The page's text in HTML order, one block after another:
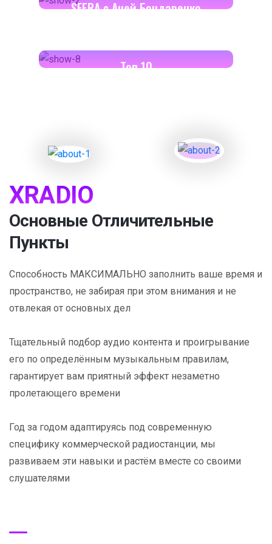
SFERA с Аней Бондаренко
Toп 10
XRADIO
Основные Отличительные
Пункты
Способность МАКСИМАЛЬНО заполнить ваше время и
пространство, не забирая при этом внимания и не
отвлекая от основных дел
Тщательный подбор аудио контента и проигрывание
его по определённым музыкальным правилам,
гарантирует вам приятный эффект незаметно
пролетающего времени
Год за годом адаптируясь под современную
специфику коммерческой радиостанции, мы
развиваем эти навыки и растём вместе со своими
слушателями